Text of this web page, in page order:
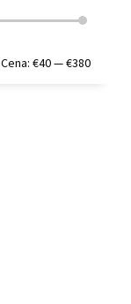
Min.
Maks.
Cena: €40—€380